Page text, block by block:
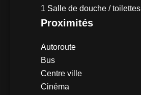
1 Salle de douche / toilettes
Proximités
Autoroute
Bus
Centre ville
Cinéma